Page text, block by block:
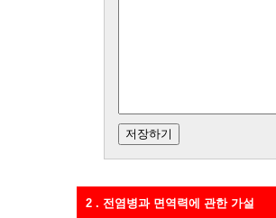
2 . 전염병과 면역력에 관한 가설